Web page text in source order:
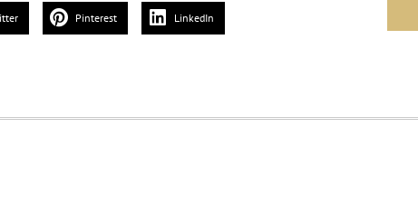
Pinterest LinkedIn